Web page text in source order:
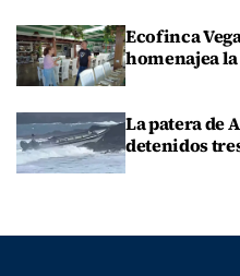
Ecofinca
homenajea
La patera de
detenidos